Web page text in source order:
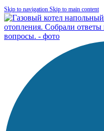
Skip to navigation Skip to main content